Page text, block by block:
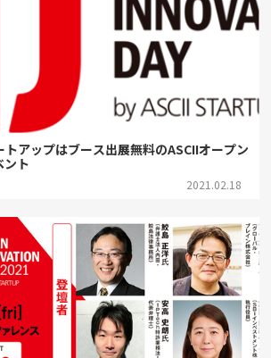
トアップはブース出展無料のASCIIオープン
ント
2021.02.18